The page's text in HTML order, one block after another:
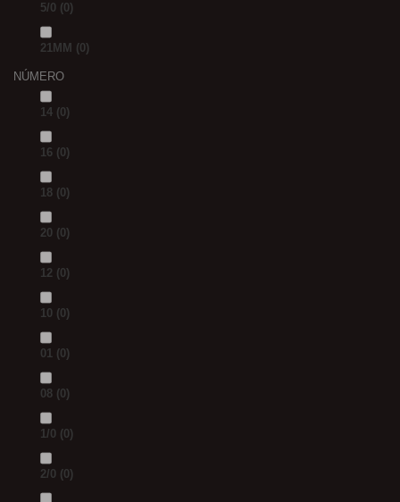
5/0 (0)
21MM (0)
NÚMERO
14 (0)
16 (0)
18 (0)
20 (0)
12 (0)
10 (0)
01 (0)
08 (0)
1/0 (0)
2/0 (0)